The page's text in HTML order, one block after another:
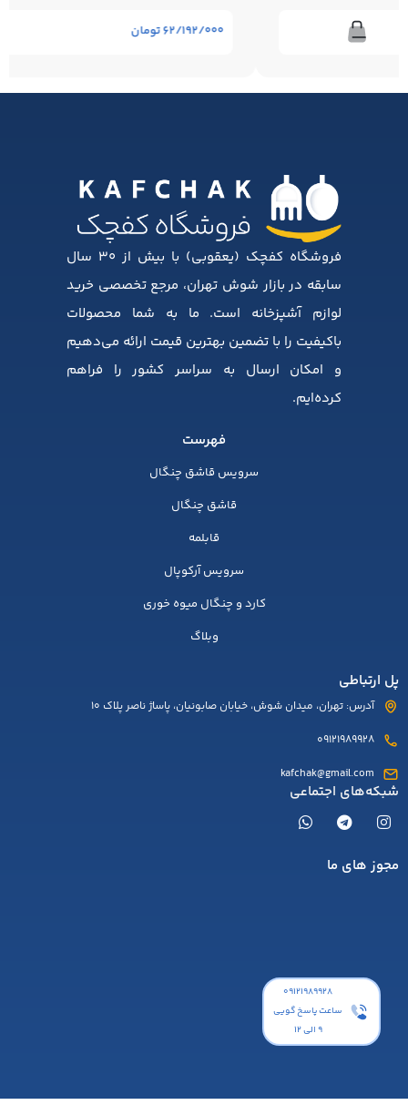
۶۲/۱۹۲/۰۰۰
فروشگاه کفچک (یعقوبی) با بیش از ۳۰ سال
سابقه در بازار شوش تهران، مرجع تخصصی خرید
لوازم آشپزخانه است. ما به شما محصولات
باکیفیت را با تضمین بهترین قیمت ارائه می‌دهیم
و امکان ارسال به سراسر کشور را فراهم
کرده‌ایم.
فهرست
سرویس قاشق چنگال
قاشق چنگال
قابلمه
سرویس آرکوپال
کارد و چنگال میوه خوری
وبلاگ
پل ارتباطی
آدرس: تهران، میدان شوش، خیابان صابونیان، پاساژ ناصر پلاک 10
09121989928
kafchak@gmail.com
شبکه‌های اجتماعی
مجوز های ما
۰۹۱۲۱۹۸۹۹۲۸
ساعت پاسخ گویی
9 الی 12